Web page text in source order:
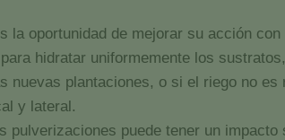
oportunidad de mejorar su acción
hidratar uniformemente los
nuevas plantaciones, o si el riego no es
y lateral.
puede tener un